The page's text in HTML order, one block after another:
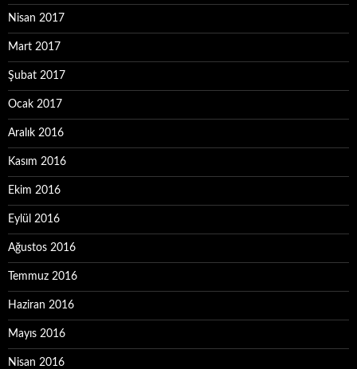
Nisan 2017
Mart 2017
Şubat 2017
Ocak 2017
Aralık 2016
Kasım 2016
Ekim 2016
Eylül 2016
Ağustos 2016
Temmuz 2016
Haziran 2016
Mayıs 2016
Nisan 2016